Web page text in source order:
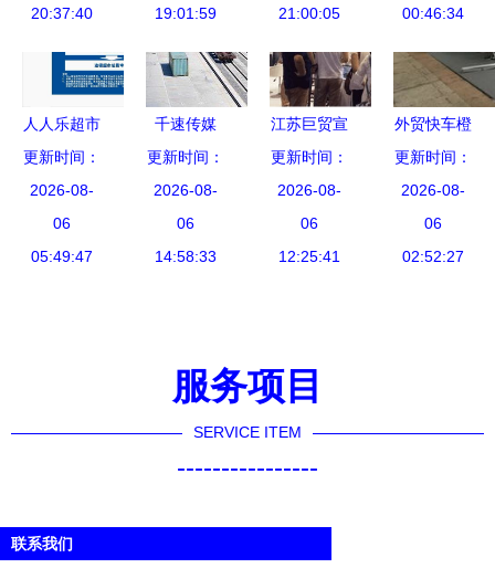
和货代企业
了？
20:37:40
厨房美食特
19:01:59
助力企业高
21:00:05
理，携手开
海
00:46:34
人人乐超市
开启招商合
作新篇章，
携手共赢国
内贸易代理
更新时间：
2026-08-
06
05:49:47
千速传媒
赋能工厂，
以国内贸易
代理加速外
贸出口步伐
更新时间：
2026-08-
06
14:58:33
江苏巨贸宣
布主营业务
全面回归国
内，发布智
慧健康新战
更新时间：
2026-08-
06
12:25:41
外贸快车橙
色风暴升级
VR看厂技
术助力中国
外贸企业打
更新时间：
2026-08-
06
02:52:27
服务项目
SERVICE ITEM
----------------
联系我们